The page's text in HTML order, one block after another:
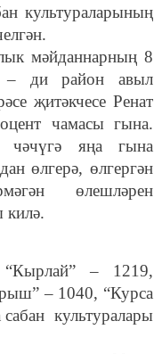
культураларының
мәйданнарның 8
– ди район авыл
җитәкчесе Ренат
чамасы гына.
чәчүгә яңа гына
өлгерә, өлгергән
өлешләрен
– 1219,
– 1040, “Курса
культуралары